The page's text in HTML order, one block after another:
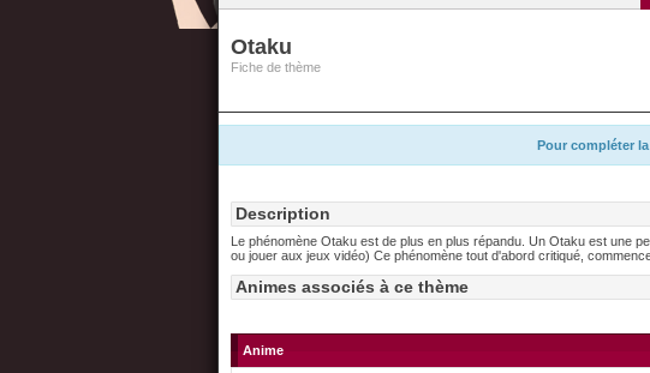
Otaku
Fiche de thème
Pour compléter
Description
Le phénomène Otaku est de plus en plus répandu. Un Otaku est une
ou jouer aux jeux vidéo) Ce phénomène tout d'abord critiqué,
Animes associés à ce thème
Anime